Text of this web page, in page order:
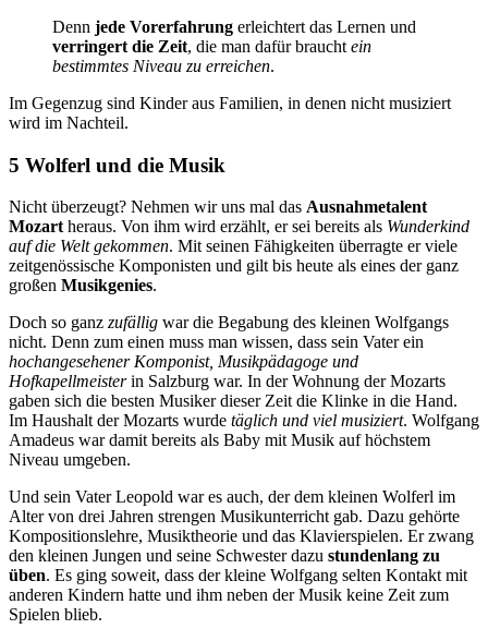
Denn jede Vorerfahrung erleichtert das Lernen und
verringert die Zeit, die man dafür braucht ein
bestimmtes Niveau zu erreichen.
Im Gegenzug sind Kinder aus Familien, in denen nicht musiziert
wird im Nachteil.
5 Wolferl und die Musik
Nicht überzeugt? Nehmen wir uns mal das Ausnahmetalent
Mozartheraus. Von ihm wird erzählt, er sei bereits als Wunderkind
auf die Welt gekommen. Mit seinen Fähigkeiten überragte er viele
zeitgenössische Komponisten und gilt bis heute als eines der ganz
großen Musikgenies.
Doch so ganz zufällig war die Begabung des kleinen Wolfgangs
nicht. Denn zum einen muss man wissen, dass sein Vater ein
hochangesehener Komponist, Musikpädagoge und
Hofkapellmeisterin Salzburg war. In der Wohnung der Mozarts
gaben sich die besten Musiker dieser Zeit die Klinke in die Hand.
Im Haushalt der Mozarts wurde täglich und viel musiziert. Wolfgang
Amadeus war damit bereits als Baby mit Musik auf höchstem
Niveau umgeben.
Und sein Vater Leopold war es auch, der dem kleinen Wolferl im
Alter von drei Jahren strengen Musikunterricht gab. Dazu gehörte
Kompositionslehre, Musiktheorie und das Klavierspielen. Er zwang
den kleinen Jungen und seine Schwester dazu stundenlang zu
üben. Es ging soweit, dass der kleine Wolfgang selten Kontakt mit
anderen Kindern hatte und ihm neben der Musik keine Zeit zum
Spielen blieb.